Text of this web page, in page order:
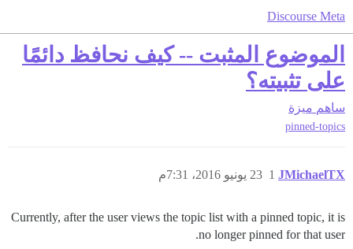
Discourse Meta
الموضوع المثبت -- كيف نحافظ دائمًا
على تثبيته؟
ساهم ميزة
pinned-topics
JMichaelTX 23 يونيو 2016، 7:31م 1
Currently, after the user views the topic list with a pinned topic, it is
no longer pinned for that user.